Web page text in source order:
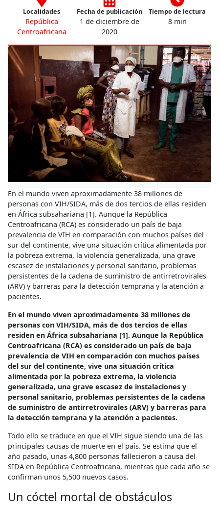
Localidades
República
Centroafricana
Fecha de publicación
1 de diciembre de
2020
Tiempo de lectura
8 min
En el mundo viven aproximadamente 38 millones de
personas con VIH/SIDA, más de dos tercios de ellas residen
en África subsahariana [1]. Aunque la República
Centroafricana (RCA) es considerado un país de baja
prevalencia de VIH en comparación con muchos países del
sur del continente, vive una situación crítica alimentada por
la pobreza extrema, la violencia generalizada, una grave
escasez de instalaciones y personal sanitario, problemas
persistentes de la cadena de suministro de antirretrovirales
(ARV) y barreras para la detección temprana y la atención a
pacientes.
En el mundo viven aproximadamente 38 millones de
personas con VIH/SIDA, más de dos tercios de ellas
residen en África subsahariana [1]. Aunque la República
Centroafricana (RCA) es considerado un país de baja
prevalencia de VIH en comparación con muchos países
del sur del continente, vive una situación crítica
alimentada por la pobreza extrema, la violencia
generalizada, una grave escasez de instalaciones y
personal sanitario, problemas persistentes de la cadena
de suministro de antirretrovirales (ARV) y barreras para
la detección temprana y la atención a pacientes.
Todo ello se traduce en que el VIH sigue siendo una de las
principales causas de muerte en el país. Se estima que el
año pasado, unas 4,800 personas fallecieron a causa del
SIDA en República Centroafricana, mientras que cada año se
confirman unos 5,500 nuevos casos.
Un cóctel mortal de obstáculos